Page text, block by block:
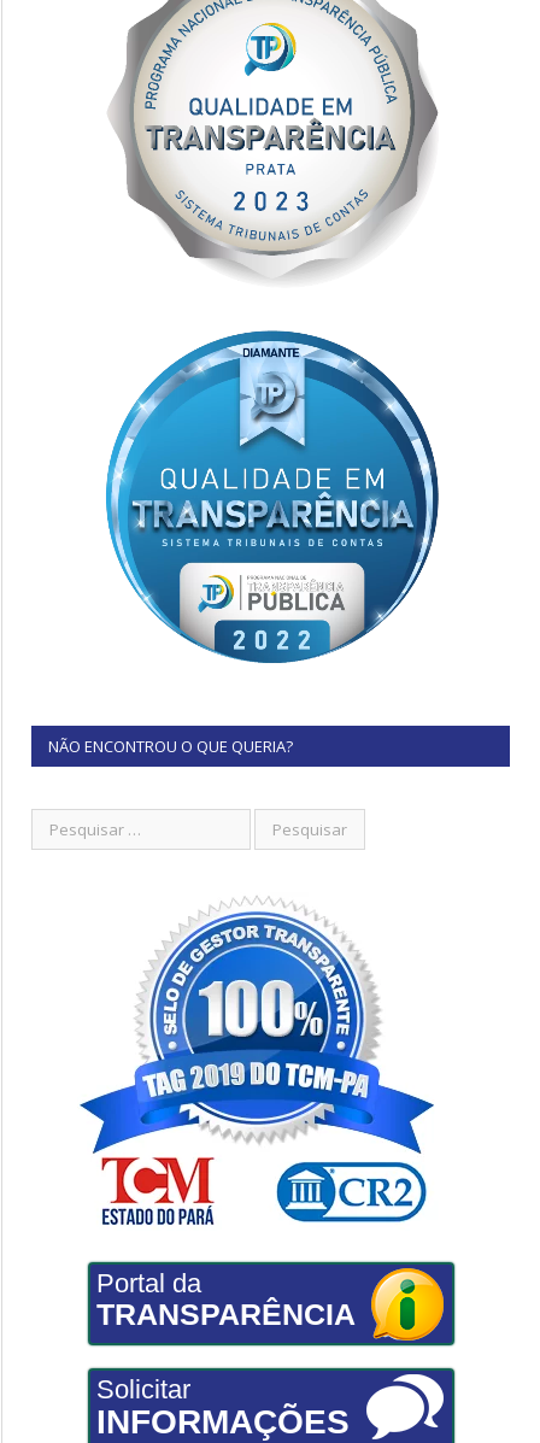
NÃO ENCONTROU O QUE QUERIA?
Portal da
TRANSPARÊNCIA
Solicitar
INFORMAÇÕES